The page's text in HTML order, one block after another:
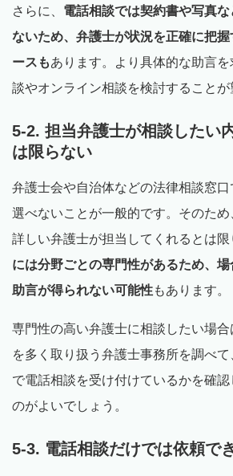
さらに、 電話相談では契約書や写真
ないため、弁護士が状況を正確に把
ースもあります。より具体的な助言
談やオンライン相談を検討することが
5-2. 担当弁護士が相談したい
は限らない
弁護士会や自治体などの法律相談窓
選べないことが一般的です。そのた
詳しい弁護士が担当してくれるとは限
には分野ごとの専門性があるため、
助言が得られない可能性もあります。
専門性の高い弁護士に相談したい場
を多く取り扱う弁護士事務所を調べ
で電話相談を受け付けているかを確
のがよいでしょう。
5-3. 電話相談だけでは依頼で